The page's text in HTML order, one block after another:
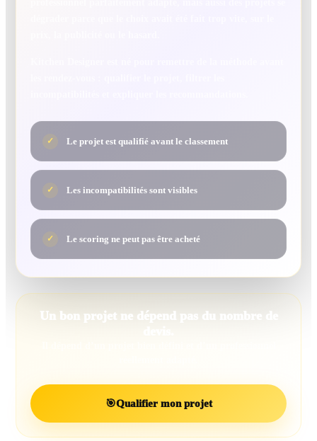
✓ Le projet est qualifié avant le classement
✓ Les incompatibilités sont visibles
✓ Le scoring ne peut pas être acheté
Un bon projet ne dépend pas du nombre de
🎯Qualifier mon projet